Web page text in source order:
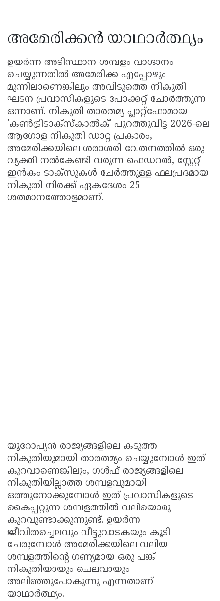
അമേരിക്കൻ യാഥാർത്ഥ്യം
ഉയർന്ന അടിസ്ഥാന ശമ്പളം വാഗ്ദാനം
ചെയ്യുന്നതിൽ അമേരിക്ക എപ്പോഴും
മുന്നിലാണെങ്കിലും അവിടുത്തെ നികുതി
ഘടന പ്രവാസികളുടെ പോക്കറ്റ് ചോർത്തുന്ന
ഒന്നാണ്. നികുതി താരതമ്യ പ്ലാറ്റ്‌ഫോമായ
'കൺട്രിടാക്‌സ്കാൽക്' പുറത്തുവിട്ട 2026-ലെ
ആഗോള നികുതി ഡാറ്റ പ്രകാരം,
അമേരിക്കയിലെ ശരാശരി വേതനത്തിൽ ഒരു
വ്യക്തി നൽകേണ്ടി വരുന്ന ഫെഡറൽ, സ്റ്റേറ്റ്
ഇൻകം ടാക്സുകൾ ചേർത്തുള്ള ഫലപ്രദമായ
നികുതി നിരക്ക് ഏകദേശം 25
ശതമാനത്തോളമാണ്.
യൂറോപ്യൻ രാജ്യങ്ങളിലെ കടുത്ത
നികുതിയുമായി താരതമ്യം ചെയ്യുമ്പോൾ ഇത്
കുറവാണെങ്കിലും, ഗൾഫ് രാജ്യങ്ങളിലെ
നികുതിയില്ലാത്ത ശമ്പളവുമായി
ഒത്തുനോക്കുമ്പോൾ ഇത് പ്രവാസികളുടെ
കൈപ്പറ്റുന്ന ശമ്പളത്തിൽ വലിയൊരു
കുറവുണ്ടാക്കുന്നുണ്ട്. ഉയർന്ന
ജീവിതച്ചെലവും വീട്ടുവാടകയും കൂടി
ചേരുമ്പോൾ അമേരിക്കയിലെ വലിയ
ശമ്പളത്തിന്റെ ഗണ്യമായ ഒരു പങ്ക്
നികുതിയായും ചെലവായും
അലിഞ്ഞുപോകുന്നു എന്നതാണ്
യാഥാർത്ഥ്യം.